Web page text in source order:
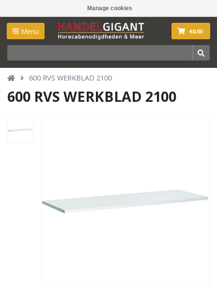
Manage cookies
Menu €0,00
600 RVS WERKBLAD 2100
600 RVS WERKBLAD 2100